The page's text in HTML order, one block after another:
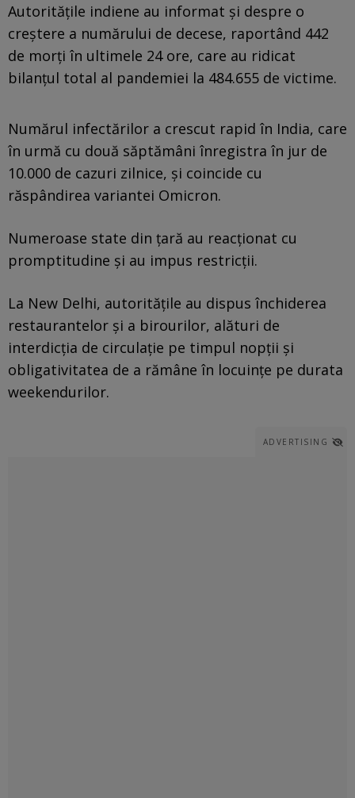
Autorităţile indiene au informat şi despre o
creştere a numărului de decese, raportând 442
de morţi în ultimele 24 ore, care au ridicat
bilanţul total al pandemiei la 484.655 de victime.
Numărul infectărilor a crescut rapid în India, care
în urmă cu două săptămâni înregistra în jur de
10.000 de cazuri zilnice, şi coincide cu
răspândirea variantei Omicron.
Numeroase state din ţară au reacţionat cu
promptitudine şi au impus restricţii.
La New Delhi, autorităţile au dispus închiderea
restaurantelor şi a birourilor, alături de
interdicţia de circulaţie pe timpul nopţii şi
obligativitatea de a rămâne în locuinţe pe durata
weekendurilor.
ADVERTISING